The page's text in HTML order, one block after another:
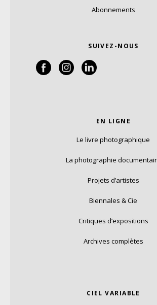
Abonnements
SUIVEZ-NOUS
EN LIGNE
Le livre photographique
La photographie
Projets d’artistes
Biennales & Cie
Critiques d’expositions
Archives complètes
CIEL VARIABLE